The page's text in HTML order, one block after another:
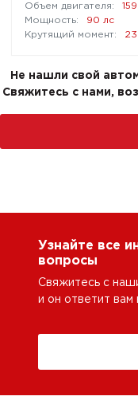
90 лс
Не нашли свой
Свяжитесь с нами,
Узнайте все
вопросы
Свяжитесь с
и он ответит вам